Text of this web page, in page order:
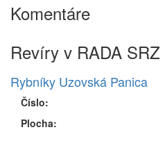
Komentáre
Revíry v RADA SRZ
Rybníky Uzovská Panica
Číslo:
Plocha: